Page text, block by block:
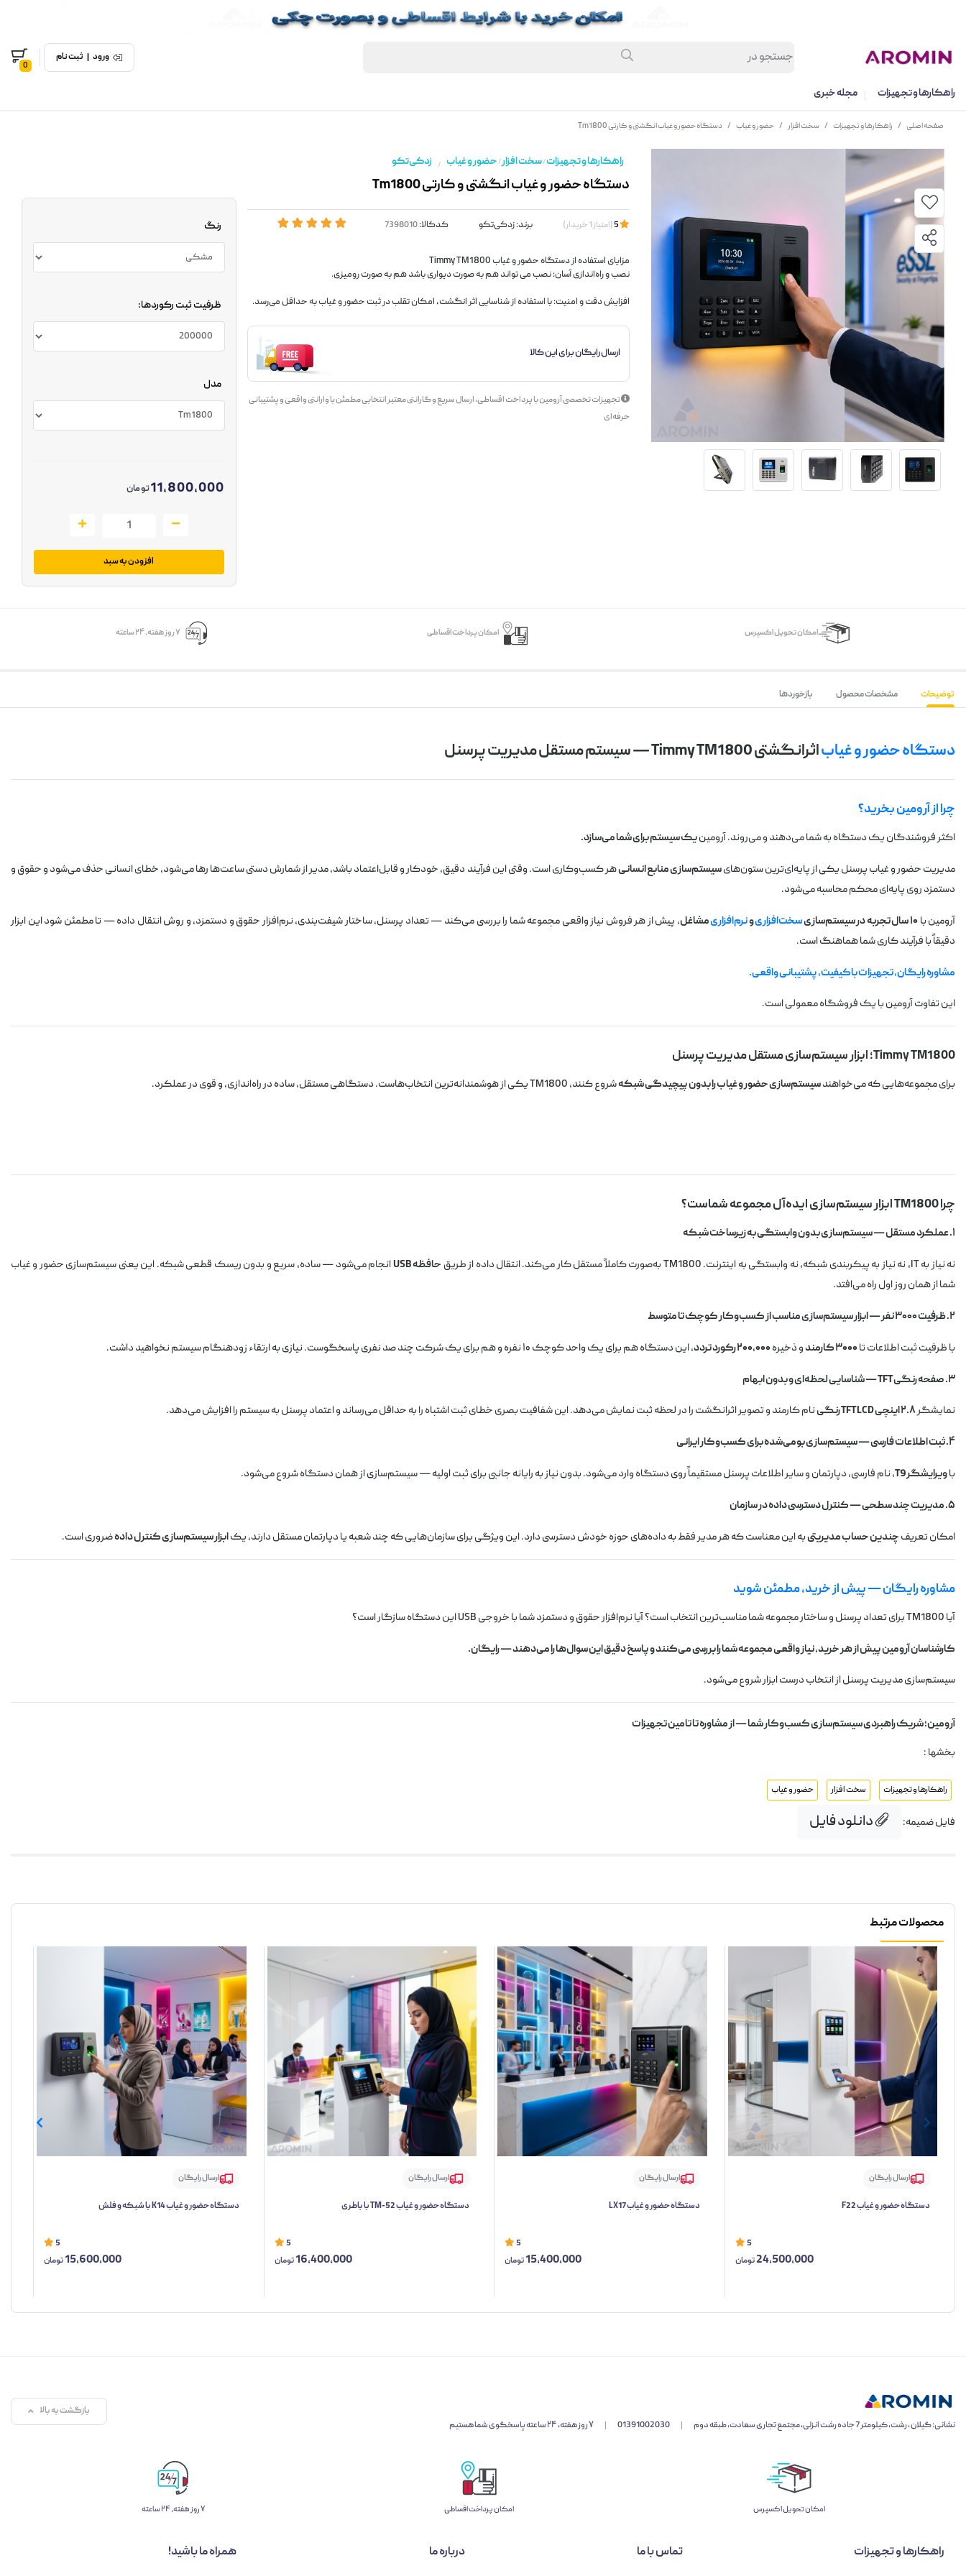
ورود | ثبت نام
0
راهکارها و تجهیزات مجله خبری
صفحه اصلی / راهکارها و تجهیزات / سخت افزار / حضور و غیاب / دستگاه حضور و غیاب انگشتی و کارتی Tm1800
راهکارها و تجهیزات/سخت افزار/حضور و غیاب / زد‌کی‌تکو
دستگاه حضور و غیاب انگشتی و کارتی Tm1800
(امتیاز1خریدار) برند:زد‌کی‌تکو کدکالا:
مزایای استفاده از دستگاه حضور و غیاب Timmy TM1800
نصب و راه‌اندازی آسان: نصب می تواند هم به صورت دیواری باشد هم به صورت رومیزی.
افزایش دقت و امنیت: با استفاده از شناسایی اثر انگشت، امکان تقلب در ثبت حضور و غیاب به حداقل می‌رسد.​
ارسال رایگان برای این کالا
تجهیزات تخصصی آرومین با پرداخت اقساطی، ارسال سریع و گارانتی معتبر انتخابی مطمئن با وارانتی واقعی و پشتیبانی
حرفه‌ای
رنگ
ظرفیت ثبت رکوردها:
مدل
11,800,000تومان
افزودن به سبد
اﻣﮑﺎن ﺗﺤﻮﯾﻞ اﮐﺴﭙﺮس امکان پرداخت اقساطی ۷ روز ﻫﻔﺘﻪ، ۲۴ ﺳﺎﻋﺘﻪ
توضیحات مشخصات محصول بازخوردها
دستگاه حضور و غیاباثرانگشتی Timmy TM1800 — سیستم مستقل مدیریت پرسنل
چرا از آرومین بخرید؟
اکثر فروشندگان یک دستگاه به شما می‌دهند و می‌روند. آرومینیک سیستم برای شما می‌سازد.
مدیریت حضور و غیاب پرسنل یکی از پایه‌ای‌ترین ستون‌هایسیستم‌سازی منابع انسانیهر کسب‌وکاری است. وقتی این فرآیند دقیق، خودکار و قابل‌اعتماد باشد، مدیر از شمارش دستی ساعت‌ها رها می‌شود، خطای انسانی حذف می‌شود و حقوق و
دستمزد روی پایه‌ای محکم محاسبه می‌شود.
آرومین با۱۰ سال تجربه در سیستم‌سازی سخت‌افزاریونرم‌افزاریمشاغل، پیش از هر فروش نیاز واقعی مجموعه شما را بررسی می‌کند — تعداد پرسنل، ساختار شیفت‌بندی، نرم‌افزار حقوق و دستمزد، و روش انتقال داده — تا مطمئن شود این ابزار
دقیقاً با فرآیند کاری شما هماهنگ است.
مشاوره رایگان، تجهیزات باکیفیت، پشتیبانی واقعی.
این تفاوت آرومین با یک فروشگاه معمولی است.
Timmy TM1800؛ ابزار سیستم‌سازی مستقل مدیریت پرسنل
برای مجموعه‌هایی که می‌خواهندسیستم‌سازی حضور و غیاب را بدون پیچیدگی شبکهشروع کنند، TM1800 یکی از هوشمندانه‌ترین انتخاب‌هاست. دستگاهی مستقل، ساده در راه‌اندازی، و قوی در عملکرد.
چرا TM1800 ابزار سیستم‌سازی ایده‌آل مجموعه شماست؟
۱. عملکرد مستقل — سیستم‌سازی بدون وابستگی به زیرساخت شبکه
نه نیاز به IT، نه نیاز به پیکربندی شبکه، نه وابستگی به اینترنت. TM1800 به‌صورت کاملاً مستقل کار می‌کند. انتقال داده از طریق حافظه USB
انجام می‌شود — ساده، سریع و بدون ریسک قطعی شبکه. این یعنی سیستم‌سازی حضور و غیاب
شما از همان روز اول راه می‌افتد.
۲. ظرفیت ۳۰۰۰ نفر — ابزار سیستم‌سازی مناسب از کسب‌وکار کوچک تا متوسط
با ظرفیت ثبت اطلاعات تا۳۰۰۰ کارمند و ذخیره۲۰۰,۰۰۰ رکورد تردد ، این دستگاه هم برای یک واحد کوچک ۱۰ نفره و هم برای یک شرکت چند صد نفری پاسخگوست. نیازی به ارتقاء زودهنگام سیستم نخواهید داشت.
۳. صفحه رنگی TFT — شناسایی لحظه‌ای و بدون ابهام
نمایشگر۲.۸ اینچی TFT LCD رنگی نام کارمند و تصویر اثرانگشت را در لحظه ثبت نمایش می‌دهد. این شفافیت بصری خطای ثبت اشتباه را به حداقل می‌رساند و اعتماد پرسنل به سیستم را افزایش می‌دهد.
۴. ثبت اطلاعات فارسی — سیستم‌سازی بومی‌شده برای کسب‌وکار ایرانی
باویرایشگر T9 ، نام فارسی، دپارتمان و سایر اطلاعات پرسنل مستقیماً روی دستگاه وارد می‌شود. بدون نیاز به رایانه جانبی برای ثبت اولیه — سیستم‌سازی از همان دستگاه شروع می‌شود.
۵. مدیریت چند سطحی — کنترل دسترسی داده در سازمان
امکان تعریف چندین حساب مدیریتیبه این معناست که هر مدیر فقط به داده‌های حوزه خودش دسترسی دارد. این ویژگی برای سازمان‌هایی که چند شعبه یا دپارتمان مستقل دارند، یکابزار سیستم‌سازی کنترل دادهضروری است.
مشاوره رایگان — پیش از خرید، مطمئن شوید
آیا TM1800 برای تعداد پرسنل و ساختار مجموعه شما مناسب‌ترین انتخاب است؟ آیا نرم‌افزار حقوق و دستمزد شما با خروجی USB این دستگاه سازگار است؟
کارشناسان آرومین پیش از هر خرید، نیاز واقعی مجموعه شما را بررسی می‌کنند و پاسخ دقیق این سوال‌ها را می‌دهند — رایگان.
سیستم‌سازی مدیریت پرسنل از انتخاب درست ابزار شروع می‌شود.
آرومین؛ شریک راهبردی سیستم‌سازی کسب‌وکار شما — از مشاوره تا تامین تجهیزات
بخشها :
راهکارها و تجهیزات سخت افزار حضور و غیاب
فایل ضمیمه: دانلود فایل
محصولات مرتبط
ارسال رایگان
دستگاه حضور و غیاب F22
5
24,500,000 تومان
ارسال رایگان
دستگاه حضور و غیاب LX17
5
15,400,000تومان
ارسال رایگان
دستگاه حضور و غیاب TM-52 با باطری
5
16,400,000 تومان
ارسال رایگان
دستگاه حضور و غیاب K14 با شبکه و فلش
5
15,600,000تومان
نشانی: گیلان ، رشت، کیلومتر 7 جاده رشت انزلی، مجتمع تجاری سعادت، طبقه دوم |
01391002030
| ۷ روز هفته، ۲۴ ساعته پاسخگوی شما هستیم
بازگشت به بالا
اﻣﮑﺎن ﺗﺤﻮﯾﻞ اﮐﺴﭙﺮس امکان پرداخت اقساطی ۷ روز ﻫﻔﺘﻪ، ۲۴ ﺳﺎﻋﺘﻪ
راهکارها و تجهیزات تماس با ما
درباره ما
همراه ما باشید!